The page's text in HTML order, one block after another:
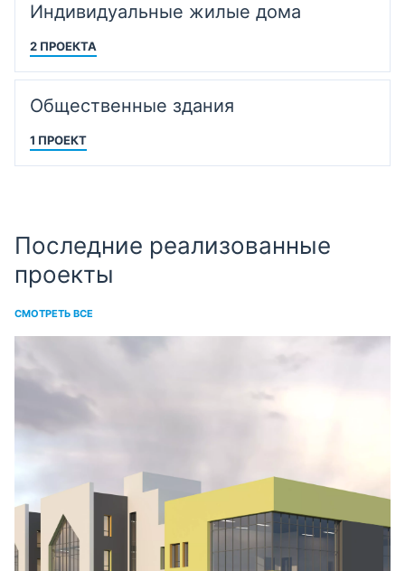
Индивидуальные жилые дома
2 ПРОЕКТА
Общественные здания
1 ПРОЕКТ
Последние реализованные
проекты
СМОТРЕТЬ ВСЕ